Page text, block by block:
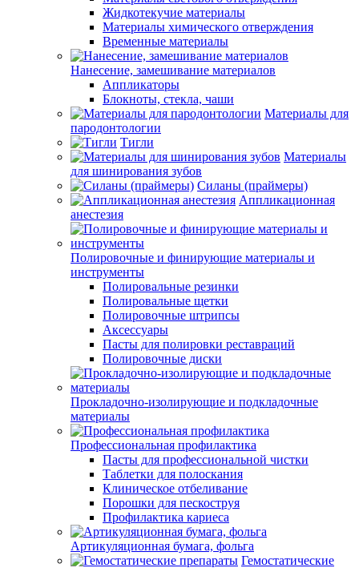
Жидкотекучие материалы
Материалы химического отверждения
Временные материалы
Нанесение, замешивание материалов
Аппликаторы
Блокноты, стекла, чаши
Материалы для
пародонтологии
Тигли
Материалы
для шинирования зубов
Силаны (праймеры)
Аппликационная
анестезия
Полировочные и финирующие материалы и
инструменты
Полировальные резинки
Полировальные щетки
Полировочные штрипсы
Аксессуары
Пасты для полировки реставраций
Полировочные диски
Прокладочно-изолирующие и подкладочные
материалы
Профессиональная профилактика
Пасты для профессиональной чистки
Таблетки для полоскания
Клиническое отбеливание
Порошки для пескоструя
Профилактика кариеса
Артикуляционная бумага, фольга
Гемостатические